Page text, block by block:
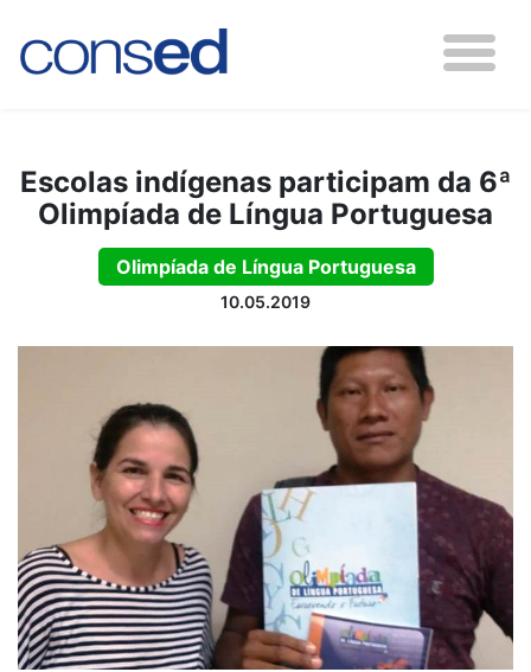
Escolas indígenas participam da 6ª
Olimpíada de Língua Portuguesa
Olimpíada de Língua Portuguesa
10.05.2019